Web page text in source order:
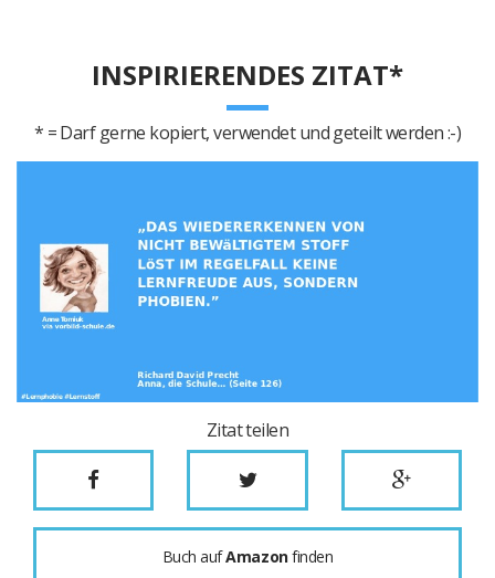
INSPIRIERENDES ZITAT*
* = Darf gerne kopiert, verwendet und geteilt werden :-)
Zitat teilen
Buch aufAmazonfinden